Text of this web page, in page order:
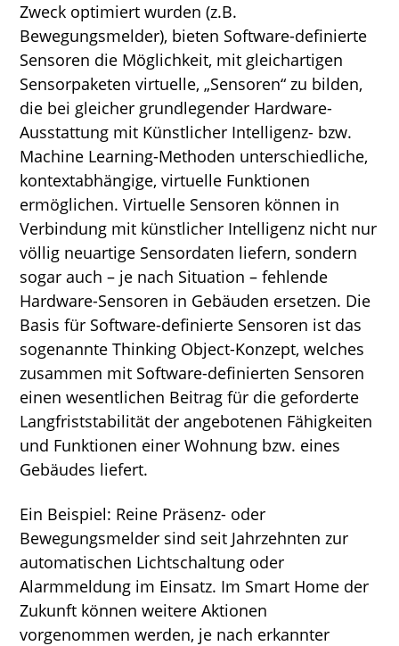
Zweck optimiert wurden (z.B.
Bewegungsmelder), bieten Software-definierte
Sensoren die Möglichkeit, mit gleichartigen
Sensorpaketen virtuelle, „Sensoren“ zu bilden,
die bei gleicher grundlegender Hardware-
Ausstattung mit Künstlicher Intelligenz- bzw.
Machine Learning-Methoden unterschiedliche,
kontextabhängige, virtuelle Funktionen
ermöglichen. Virtuelle Sensoren können in
Verbindung mit künstlicher Intelligenz nicht nur
völlig neuartige Sensordaten liefern, sondern
sogar auch – je nach Situation – fehlende
Hardware-Sensoren in Gebäuden ersetzen. Die
Basis für Software-definierte Sensoren ist das
sogenannte Thinking Object-Konzept, welches
zusammen mit Software-definierten Sensoren
einen wesentlichen Beitrag für die geforderte
Langfriststabilität der angebotenen Fähigkeiten
und Funktionen einer Wohnung bzw. eines
Gebäudes liefert.
Ein Beispiel: Reine Präsenz- oder
Bewegungsmelder sind seit Jahrzehnten zur
automatischen Lichtschaltung oder
Alarmmeldung im Einsatz. Im Smart Home der
Zukunft können weitere Aktionen
vorgenommen werden, je nach er­kann­ter